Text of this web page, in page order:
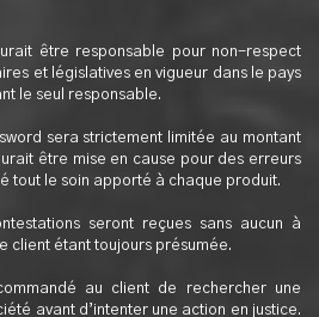
être responsable pour non-respect
et législatives en vigueur dans le pays
le seul responsable.
sera strictement limitée au montant
être mise en cause pour des erreurs
tout le soin apporté à chaque produit.
seront reçues sans aucun à
client étant toujours présumée.
au client de rechercher une
avant d’intenter une action en justice.